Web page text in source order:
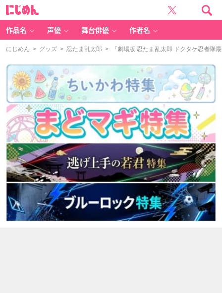
作品名 声優 舞台俳優 作者名
にじめん > グッズ > 忍たま乱太郎 > 『劇場版 忍たま乱太郎 ドクタケ忍者隊